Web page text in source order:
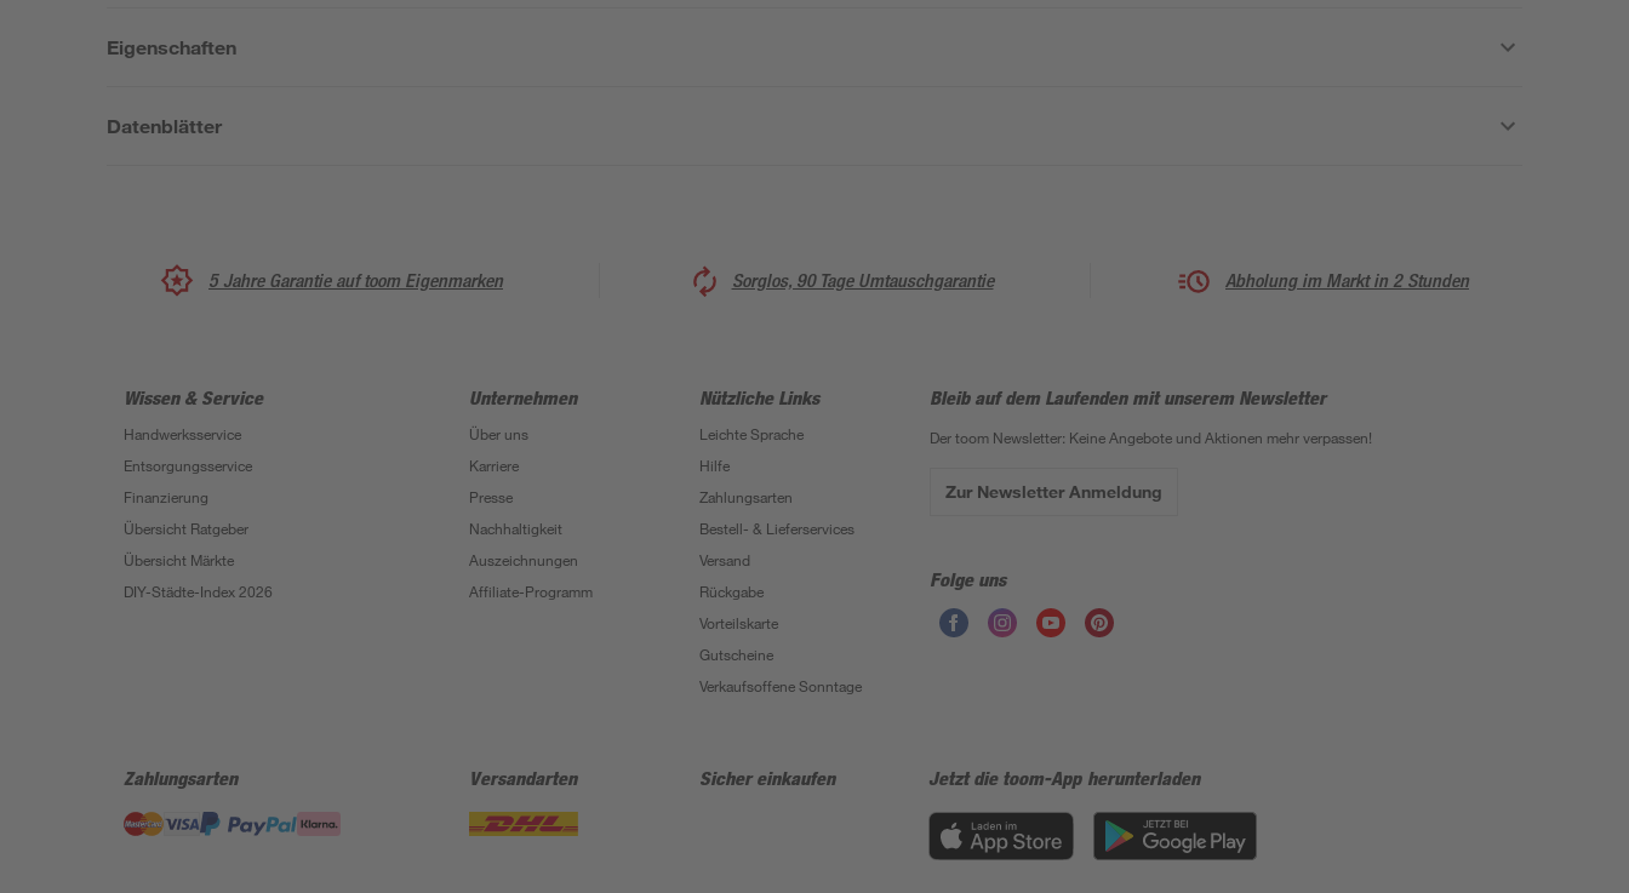
Eigenschaften
Datenblätter
5 Jahre Garantie auf toom Eigenmarken Sorglos, 90 Tage Umtauschgarantie Abholung im Markt in 2 Stunden
Wissen & Service
Handwerksservice
Entsorgungsservice
Finanzierung
Übersicht Ratgeber
Übersicht Märkte
DIY-Städte-Index 2026
Unternehmen
Über uns
Karriere
Presse
Nachhaltigkeit
Auszeichnungen
Affiliate-Programm
Nützliche Links
Leichte Sprache
Hilfe
Zahlungsarten
Bestell- & Lieferservices
Versand
Rückgabe
Vorteilskarte
Gutscheine
Verkaufsoffene Sonntage
Bleib auf dem Laufenden mit unserem Newsletter
Der toom Newsletter: Keine Angebote und Aktionen mehr verpassen!
Zur Newsletter Anmeldung
Folge uns
Zahlungsarten Versandarten Sicher einkaufen Jetzt die toom-App herunterladen